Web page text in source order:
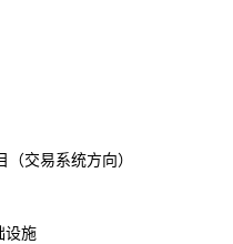
交易系统方向）
设施